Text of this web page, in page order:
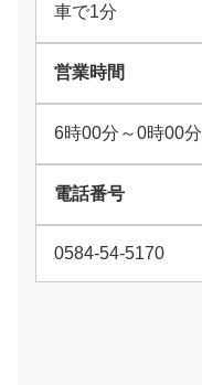
車で1分
営業時間
6時00分～0時00分
電話番号
0584-54-5170